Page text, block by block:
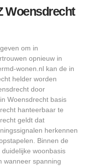
Woensdrecht
om in
opnieuw in
wonen.nl kan de in
helder worden
door
Woensdrecht basis
hanteerbaar te
geldt dat
herkennen
Binnen de
woonbasis
wanneer spanning